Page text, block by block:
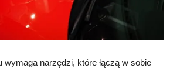
wymaga narzędzi, które łączą w sobie